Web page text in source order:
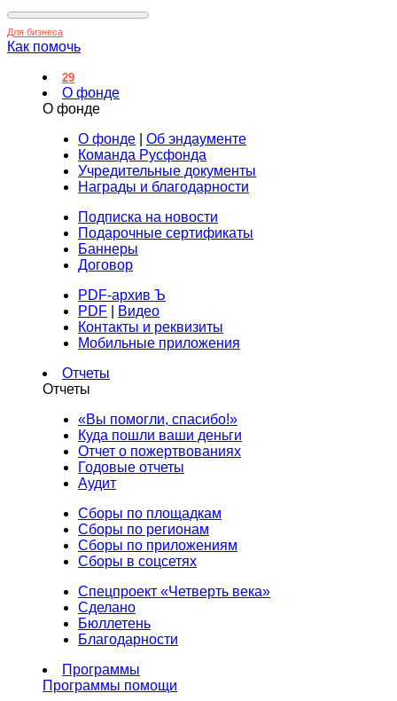
Для бизнеса
Как помочь
29
О фонде
О фонде
О фонде
Об эндаументе
Команда Русфонда
Учредительные документы
Награды и благодарности
Подписка на новости
Подарочные сертификаты
Баннеры
Договор
PDF-архив Ъ
PDF
Видео
Контакты и реквизиты
Мобильные приложения
Отчеты
Отчеты
«Вы помогли, спасибо!»
Куда пошли ваши деньги
Отчет о пожертвованиях
Годовые отчеты
Аудит
Сборы по площадкам
Сборы по регионам
Сборы по приложениям
Сборы в соцсетях
Спецпроект «Четверть века»
Сделано
Бюллетень
Благодарности
Программы
Программы помощи